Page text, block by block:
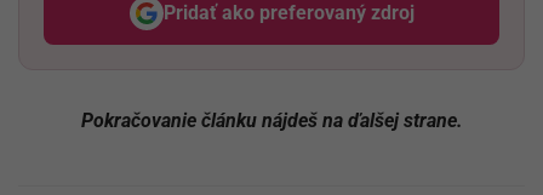
Pridať ako preferovaný zdroj
Odzadu, odkaz sa otvorí v
Pokračovanie článku nájdeš na ďalšej strane.